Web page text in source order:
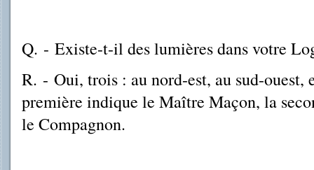
Q. - Existe-t-il des lumières dans votre
R. - Oui, trois : au nord-est, au sud-ouest,
première indique le Maître Maçon, la
le Compagnon.